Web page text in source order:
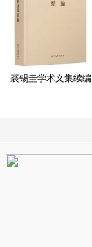
裘锡圭学术文集续编